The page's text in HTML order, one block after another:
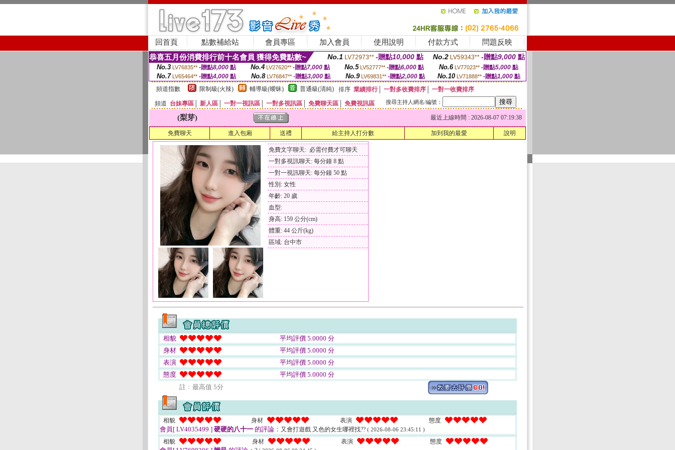
回首頁 點數補給站 會員專區 加入會員 使用說明 付款方式 問題反映
恭喜五月份消費排行前十名會員 獲得免費點數~ No.1 LV72973** -贈點10,000 點 No.2 LV59343** -贈點9,000 點
No.3 LV76835** -贈點8,000點 No.4 LV27620** -贈點7,000點 No.5 LV52777** -贈點6,000點 No.6 LV77023** -贈點5,000點
No.7 LV65464** -贈點4,000 點 No.8 LV76847** -贈點3,000 點 No.9 LV69831** -贈點2,000點 No.10 LV71888** -贈點1,000 點
頻道指數
限制級(火辣) 輔導級(曖昧) 普通級(清純) 排序 業績排行│ 一對多收費排序
一對一收費排序
頻道 台妹專區 新人區 一對一視訊區 一對多視訊區 免費聊天區 免費視訊區 搜尋主持人網名/編號：
(梨芽) 最近上線時間 : 2026-08-07 07:19:38
免費聊天 進入包廂 送禮 給主持人打分數 加到我的最愛 說明
免費文字聊天: 必需付費才可聊天
一對多視訊聊天: 每分鐘 8 點
一對一視訊聊天: 每分鐘 50 點
性別: 女性
年齡: 20 歲
血型:
身高: 159 公分(cm)
體重: 44 公斤(kg)
區域: 台中市
相貌
平均評價 5.0000 分
身材
平均評價 5.0000 分
表演
平均評價 5.0000 分
態度
平均評價 5.0000 分
註﹕最高值 5分
相貌 身材 表演 態度
會員[ LV4035499 ] 硬硬的八十一 的評論： 又會打遊戲 又色的女生哪裡找?? ( 2026-08-06 23:45:11 )
相貌 身材 表演 態度